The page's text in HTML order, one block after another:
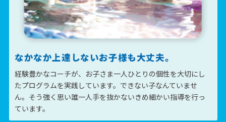
なかなか上達しないお子様も大丈夫。
経験豊かなコーチが、お子さま一人ひとりの個性を大切にし
たプログラムを実践しています。できない子なんていませ
ん。そう強く思い誰一人手を抜かないきめ細かい指導を行っ
ています。